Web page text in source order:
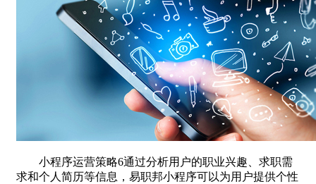
小程序运营策略6通过分析用户的职业兴趣、求职需
求和个人简历等信息，易职邦小程序可以为用户提供个性